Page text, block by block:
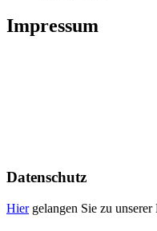
Impressum
Datenschutz
Hiergelangen Sie zu unserer